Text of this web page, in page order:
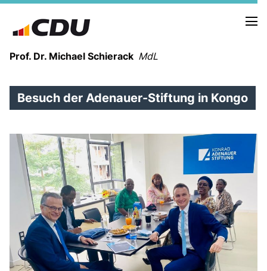
Prof. Dr. Michael Schierack MdL
NEUIGKEITEN
TERMINE
LEBENSLAUF
HEIMAT UND WERTE
AUSBILDUNG UND WEGMARKEN
BERUFUNG UND MENSCH
POLITIK
SICHERHEIT UND ZUSAMMENHALT
MITTELSTAND UND INDUSTRIE
Besuch der Adenauer-Stiftung in Kongo